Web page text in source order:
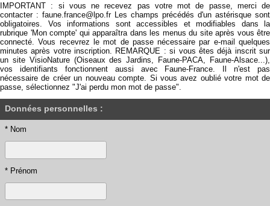
IMPORTANT : si vous ne recevez pas votre mot de passe, merci de
contacter : faune.france@lpo.fr Les champs précédés d'un astérisque sont
obligatoires. Vos informations sont accessibles et modifiables dans la
rubrique 'Mon compte' qui apparaîtra dans les menus du site après vous être
connecté. Vous recevrez le mot de passe nécessaire par e-mail quelques
minutes après votre inscription. REMARQUE : si vous êtes déjà inscrit sur
un site VisioNature (Oiseaux des Jardins, Faune-PACA, Faune-Alsace...),
vos identifiants fonctionnent aussi avec Faune-France. Il n'est pas
nécessaire de créer un nouveau compte. Si vous avez oublié votre mot de
passe, sélectionnez "J'ai perdu mon mot de passe".
Données personnelles :
* Nom
* Prénom